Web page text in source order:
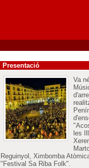
Presentació
Va
les
Reguinyol, Ximbomba
"Festival Sa Riba Folk".